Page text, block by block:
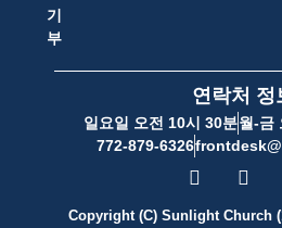
기
부
연락처 정
일요일 오전 10시 30분월-금
772-879-6326
Copyright (C) Sunlight Church